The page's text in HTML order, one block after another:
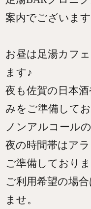
案内でございます
お昼は足湯カフ
ます♪
夜も佐賀の日本
みをご準備してお
ノンアルコール
夜の時間帯はア
ご準備しており
ご利用希望の場
ませ。